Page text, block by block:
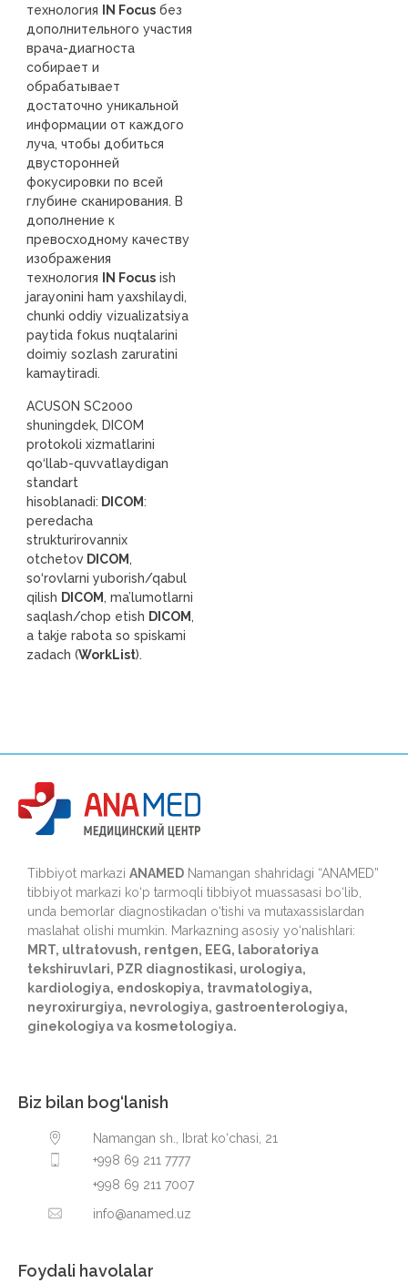
технология
IN Focusбез
дополнительного участия
врача-диагноста
собирает и
обрабатывает
достаточно уникальной
информации от каждого
луча, чтобы добиться
двусторонней
фокусировки по всей
глубине сканирования. В
дополнение к
превосходному качеству
изображения
технология
IN Focusish
jarayonini ham yaxshilaydi,
chunki oddiy vizualizatsiya
paytida fokus nuqtalarini
doimiy sozlash zaruratini
kamaytiradi.
ACUSON SC2000
shuningdek, DICOM
protokoli xizmatlarini
qo‘llab-quvvatlaydigan
standart
hisoblanadi: DICOM:
peredacha
strukturirovannix
otchetovDICOM ,
so‘rovlarni yuborish/qabul
qilish DICOM , ma’lumotlarni
saqlash/chop etish DICOM ,
a takje rabota so spiskami
zadach (WorkList).
Tibbiyot markazi ANAMED Namangan shahridagi “ANAMED”
tibbiyot markazi ko‘p tarmoqli tibbiyot muassasasi bo‘lib,
unda bemorlar diagnostikadan o‘tishi va mutaxassislardan
maslahat olishi mumkin. Markazning asosiy yo‘nalishlari:
MRT, ultratovush, rentgen, EEG, laboratoriya
tekshiruvlari, PZR diagnostikasi, urologiya,
kardiologiya, endoskopiya, travmatologiya,
neyroxirurgiya, nevrologiya, gastroenterologiya,
ginekologiya va kosmetologiya.
Biz bilan bog‘lanish
Namangan sh., Ibrat ko‘chasi, 21
+998 69 211 7777
+998 69 211 7007
info@anamed.uz
Foydali havolalar